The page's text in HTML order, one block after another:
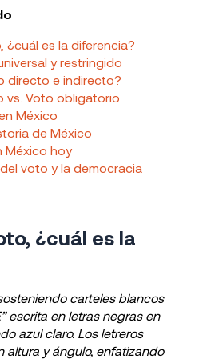
¿cuál es la diferencia?
y restringido
directo e indirecto?
vs. Voto obligatorio
México
de México
México hoy
voto y la democracia
¿cuál es la
carteles blancos
escrita en letras negras en
azul claro. Los letreros
altura y ángulo, enfatizando